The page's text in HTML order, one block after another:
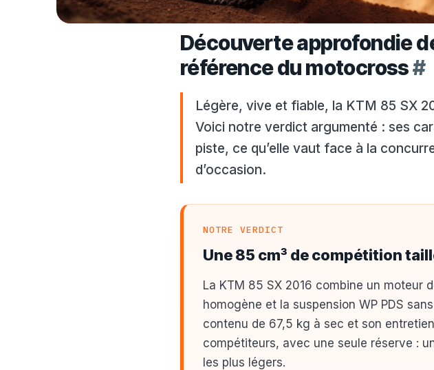
Découverte approfondie
référence du motocross#
Légère, vive et fiable, la KTM 85 SX
Voici notre verdict argumenté : ses
piste, ce qu’elle vaut face à la
d’occasion.
NOTRE VERDICT
Une 85 cm³ de compétition
La KTM 85 SX 2016 combine un moteur
homogène et la suspension WP PDS
contenu de 67,5 kg à sec et son
compétiteurs, avec une seule réserve :
les plus légers.